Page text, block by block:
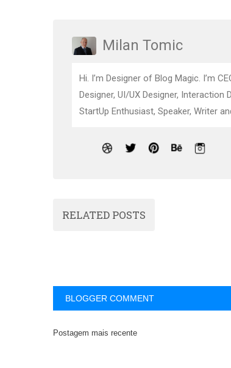
Milan Tomic
Hi. I’m Designer of Blog Magic. I’m
Designer, UI/UX Designer, Interaction
StartUp Enthusiast, Speaker, Writer
RELATED POSTS
BLOGGER COMMENT
Postagem mais recente